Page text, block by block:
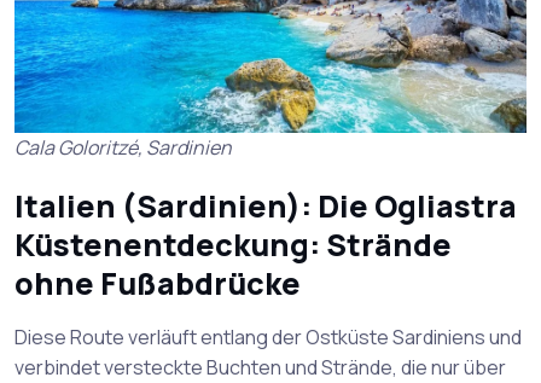
Cala Goloritzé, Sardinien
Italien (Sardinien): Die Ogliastra
Küstenentdeckung: Strände
ohne Fußabdrücke
Diese Route verläuft entlang der Ostküste Sardiniens und
verbindet versteckte Buchten und Strände, die nur über